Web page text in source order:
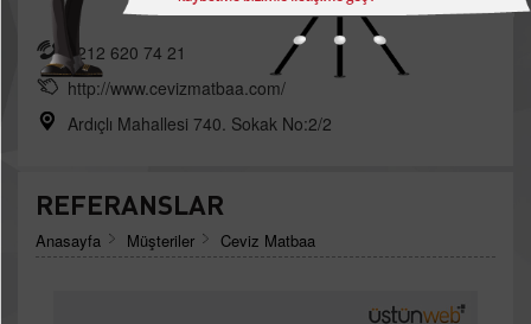
0212 620 74 21
http://www.cevizmatbaa.com/
Ardıçlı Mahallesi 740. Sokak No:2/2
REFERANSLAR
Anasayfa Müşteriler Ceviz Matbaa